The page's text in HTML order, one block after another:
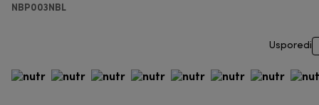
NBP003NBL
Usporedi